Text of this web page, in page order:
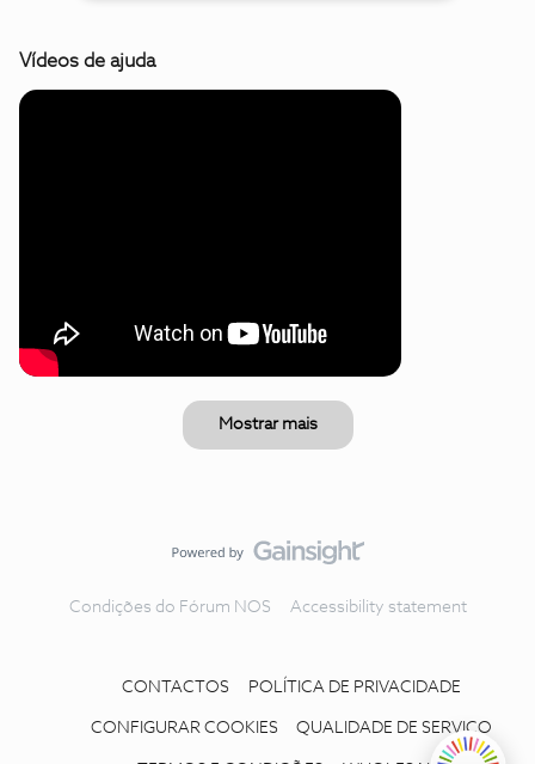
Vídeos de ajuda
Mostrar mais
Condições do Fórum NOS Accessibility statement
CONTACTOS POLÍTICA DE PRIVACIDADE
CONFIGURAR COOKIES QUALIDADE DE SERVIÇO